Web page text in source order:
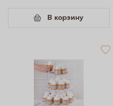
В корзину